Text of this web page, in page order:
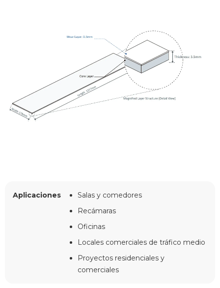
Aplicaciones
Salas y comedores
Recámaras
Oficinas
Locales comerciales de tráfico medio
Proyectos residenciales y
comerciales